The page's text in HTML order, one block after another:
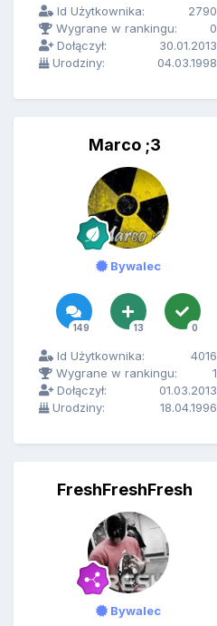
Id Użytkownika:
2790
Wygrane w rankingu:
0
Dołączył:
30.01.2013
Urodziny:
04.03.1998
Marco ;3
Bywalec
149 13 0
Id Użytkownika:
4016
Wygrane w rankingu:
1
Dołączył:
01.03.2013
Urodziny:
18.04.1996
FreshFreshFresh
Bywalec